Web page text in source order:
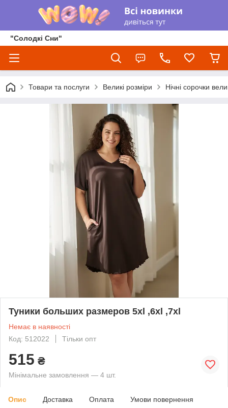
"Солодкі Сни"
Товари та послуги Великі розміри Нічні сорочки
Туники больших размеров 5xl ,6xl ,7xl
Немає в наявності
Код: 512022
Тільки опт
515 ₴
Мінімальне замовлення — 4 шт.
Опис Доставка Оплата Умови повернення